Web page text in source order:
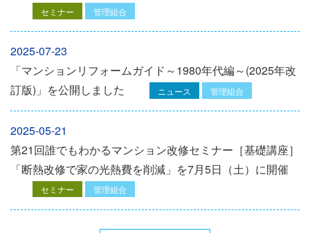
セミナー 管理組合
2025-07-23
「マンションリフォームガイド～1980年代編～(2025年改
訂版)」を公開しました
ニュース 管理組合
2025-05-21
第21回誰でもわかるマンション改修セミナー［基礎講座］
「断熱改修で家の光熱費を削減」を7月5日（土）に開催
セミナー 管理組合